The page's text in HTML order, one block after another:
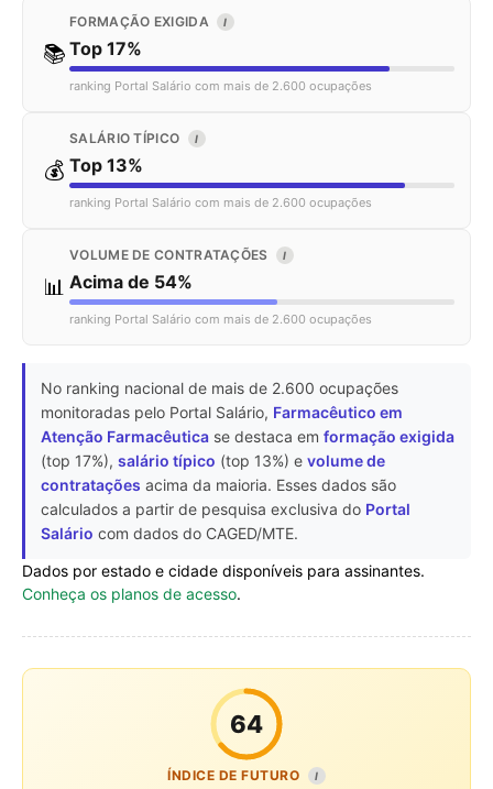
📚
FORMAÇÃO EXIGIDA I
Top 17%
ranking Portal Salário com mais de 2.600 ocupações
💰
SALÁRIO TÍPICO I
Top 13%
ranking Portal Salário com mais de 2.600 ocupações
📊
VOLUME DE CONTRATAÇÕES I
Acima de 54%
ranking Portal Salário com mais de 2.600 ocupações
No ranking nacional de mais de 2.600 ocupações
monitoradas pelo Portal Salário, Farmacêutico em
Atenção Farmacêutica se destaca em formação exigida
(top 17%), salário típico (top 13%) e volume de
contratações acima da maioria. Esses dados são
calculados a partir de pesquisa exclusiva do Portal
Salário com dados do CAGED/MTE.
Dados por estado e cidade disponíveis para assinantes.
Conheça os planos de acesso.
64
ÍNDICE DE FUTURO I